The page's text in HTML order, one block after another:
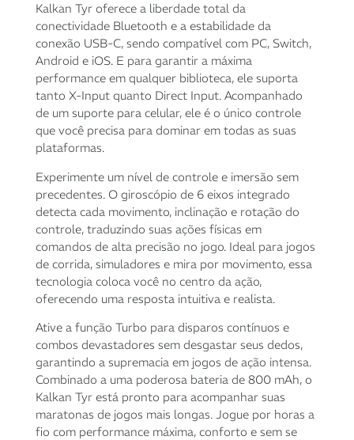
Kalkan Tyr oferece a liberdade total da
conectividade Bluetooth e a estabilidade da
conexão USB-C, sendo compatível com PC, Switch,
Android e iOS. E para garantir a máxima
performance em qualquer biblioteca, ele suporta
tanto X-Input quanto Direct Input. Acompanhado
de um suporte para celular, ele é o único controle
que você precisa para dominar em todas as suas
plataformas.
Experimente um nível de controle e imersão sem
precedentes. O giroscópio de 6 eixos integrado
detecta cada movimento, inclinação e rotação do
controle, traduzindo suas ações físicas em
comandos de alta precisão no jogo. Ideal para jogos
de corrida, simuladores e mira por movimento, essa
tecnologia coloca você no centro da ação,
oferecendo uma resposta intuitiva e realista.
Ative a função Turbo para disparos contínuos e
combos devastadores sem desgastar seus dedos,
garantindo a supremacia em jogos de ação intensa.
Combinado a uma poderosa bateria de 800 mAh, o
Kalkan Tyr está pronto para acompanhar suas
maratonas de jogos mais longas. Jogue por horas a
fio com performance máxima, conforto e sem se